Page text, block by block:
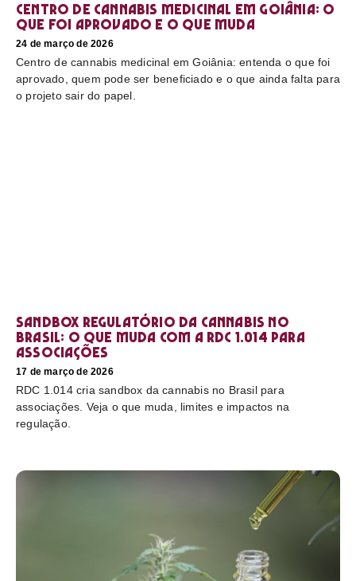
Centro de cannabis medicinal em Goiânia: o
que foi aprovado e o que muda
24 de março de 2026
Centro de cannabis medicinal em Goiânia: entenda o que foi
aprovado, quem pode ser beneficiado e o que ainda falta para
o projeto sair do papel.
Sandbox regulatório da cannabis no
Brasil: o que muda com a RDC 1.014 para
associações
17 de março de 2026
RDC 1.014 cria sandbox da cannabis no Brasil para
associações. Veja o que muda, limites e impactos na
regulação.